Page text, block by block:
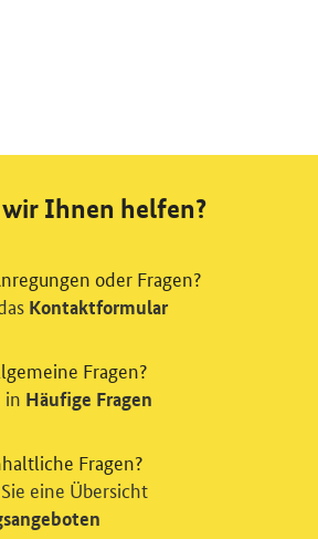
Ihnen helfen?
oder Fragen?
Kontaktformular
Fragen?
in Häufige Fragen
Fragen?
eine Übersicht